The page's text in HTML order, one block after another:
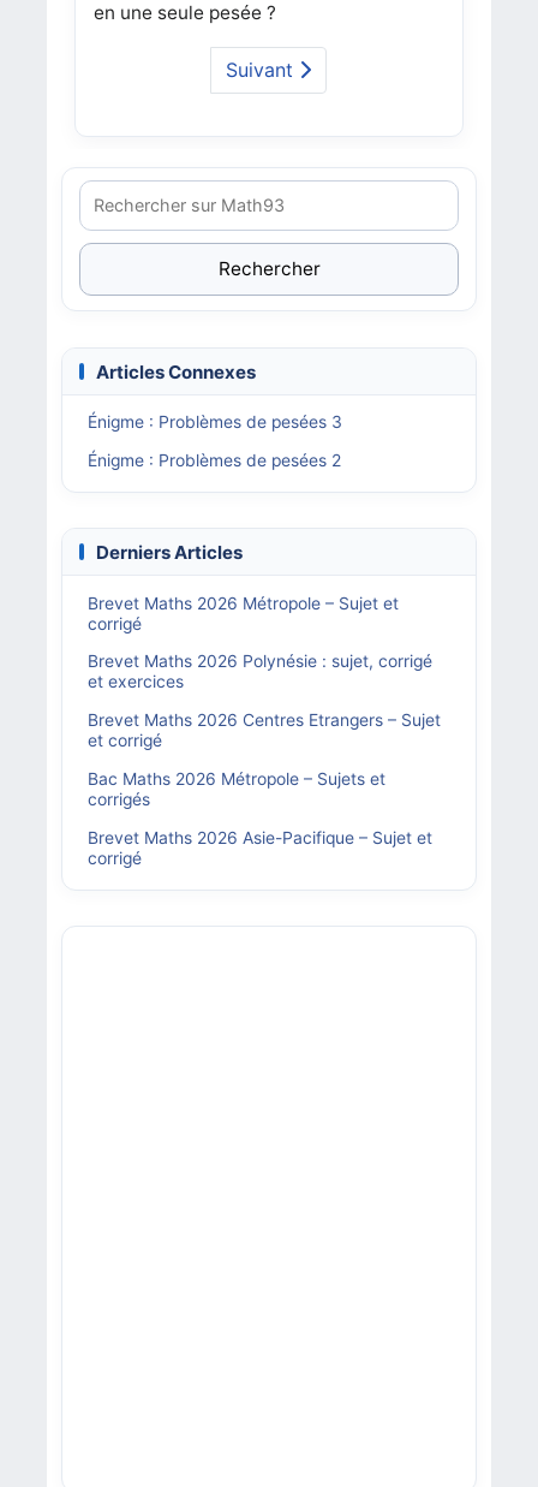
en une seule pesée ?
Suivant
Rechercher
Articles Connexes
Énigme : Problèmes de pesées 3
Énigme : Problèmes de pesées 2
Derniers Articles
Brevet Maths 2026 Métropole – Sujet et
corrigé
Brevet Maths 2026 Polynésie : sujet, corrigé
et exercices
Brevet Maths 2026 Centres Etrangers – Sujet
et corrigé
Bac Maths 2026 Métropole – Sujets et
corrigés
Brevet Maths 2026 Asie-Pacifique – Sujet et
corrigé